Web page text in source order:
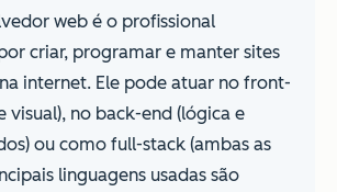
web é o profissional
criar, programar e manter sites
internet. Ele pode atuar no front-
visual), no back-end (lógica e
ou como full-stack (ambas as
linguagens usadas são